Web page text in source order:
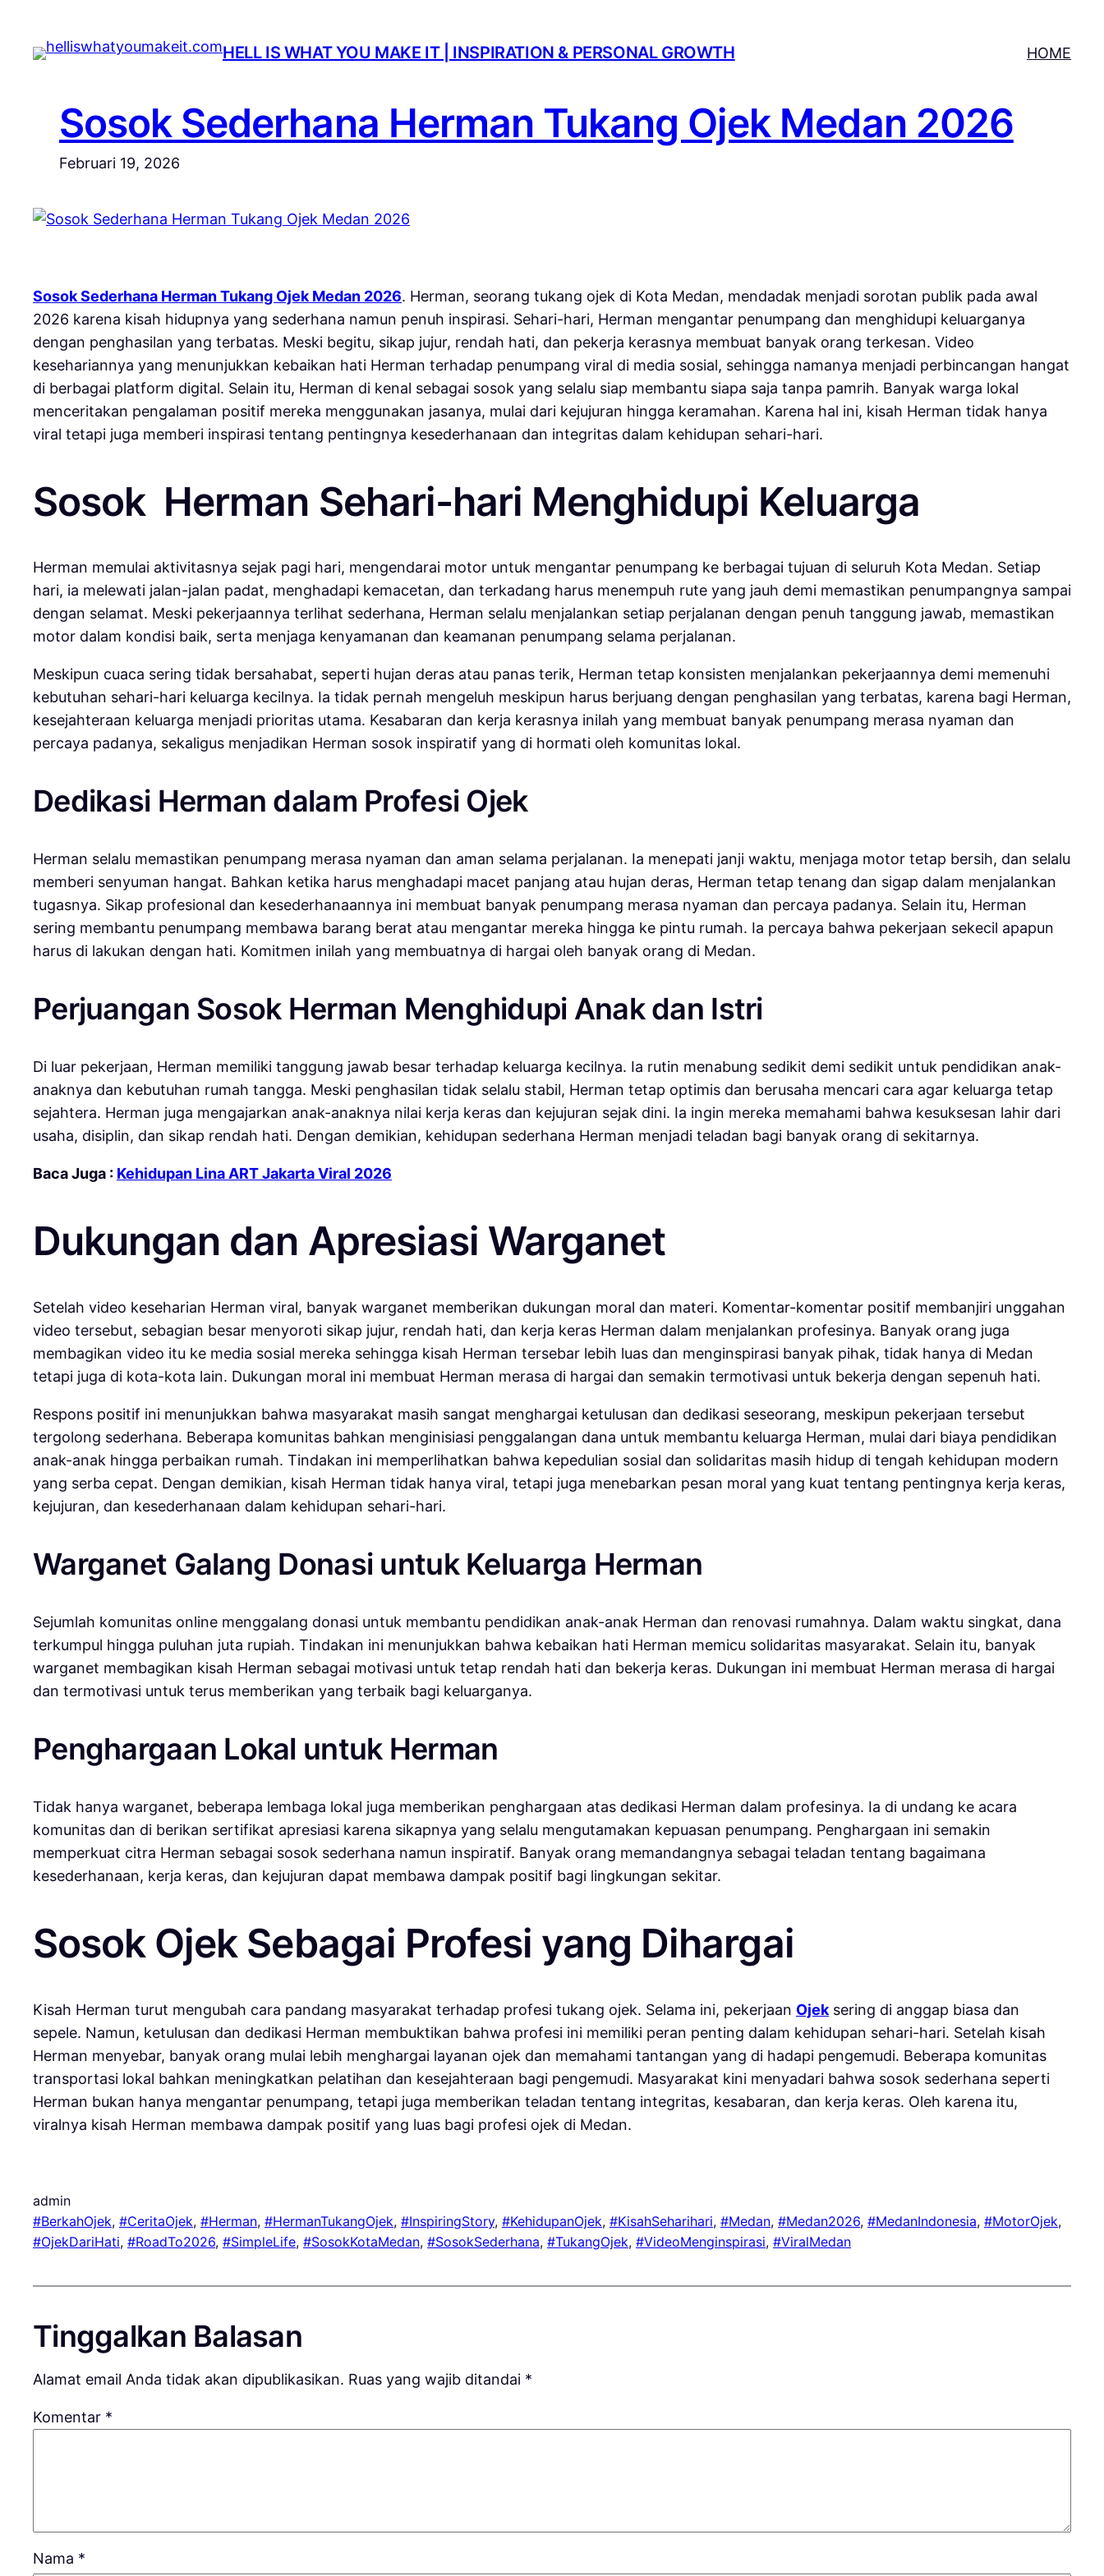
konten
HELL IS WHAT YOU MAKE IT | INSPIRATION & PERSONAL GROWTH HOME
Sosok Sederhana Herman Tukang Ojek Medan 2026
Februari 19, 2026
Sosok Sederhana Herman Tukang Ojek Medan 2026. Herman, seorang tukang ojek di Kota Medan, mendadak menjadi sorotan publik pada awal
2026 karena kisah hidupnya yang sederhana namun penuh inspirasi. Sehari-hari, Herman mengantar penumpang dan menghidupi keluarganya
dengan penghasilan yang terbatas. Meski begitu, sikap jujur, rendah hati, dan pekerja kerasnya membuat banyak orang terkesan. Video
kesehariannya yang menunjukkan kebaikan hati Herman terhadap penumpang viral di media sosial, sehingga namanya menjadi perbincangan hangat
di berbagai platform digital. Selain itu, Herman di kenal sebagai sosok yang selalu siap membantu siapa saja tanpa pamrih. Banyak warga lokal
menceritakan pengalaman positif mereka menggunakan jasanya, mulai dari kejujuran hingga keramahan. Karena hal ini, kisah Herman tidak hanya
viral tetapi juga memberi inspirasi tentang pentingnya kesederhanaan dan integritas dalam kehidupan sehari-hari.
Sosok Herman Sehari-hari Menghidupi Keluarga
Herman memulai aktivitasnya sejak pagi hari, mengendarai motor untuk mengantar penumpang ke berbagai tujuan di seluruh Kota Medan. Setiap
hari, ia melewati jalan-jalan padat, menghadapi kemacetan, dan terkadang harus menempuh rute yang jauh demi memastikan penumpangnya sampai
dengan selamat. Meski pekerjaannya terlihat sederhana, Herman selalu menjalankan setiap perjalanan dengan penuh tanggung jawab, memastikan
motor dalam kondisi baik, serta menjaga kenyamanan dan keamanan penumpang selama perjalanan.
Meskipun cuaca sering tidak bersahabat, seperti hujan deras atau panas terik, Herman tetap konsisten menjalankan pekerjaannya demi memenuhi
kebutuhan sehari-hari keluarga kecilnya. Ia tidak pernah mengeluh meskipun harus berjuang dengan penghasilan yang terbatas, karena bagi Herman,
kesejahteraan keluarga menjadi prioritas utama. Kesabaran dan kerja kerasnya inilah yang membuat banyak penumpang merasa nyaman dan
percaya padanya, sekaligus menjadikan Herman sosok inspiratif yang di hormati oleh komunitas lokal.
Dedikasi Herman dalam Profesi Ojek
Herman selalu memastikan penumpang merasa nyaman dan aman selama perjalanan. Ia menepati janji waktu, menjaga motor tetap bersih, dan selalu
memberi senyuman hangat. Bahkan ketika harus menghadapi macet panjang atau hujan deras, Herman tetap tenang dan sigap dalam menjalankan
tugasnya. Sikap profesional dan kesederhanaannya ini membuat banyak penumpang merasa nyaman dan percaya padanya. Selain itu, Herman
sering membantu penumpang membawa barang berat atau mengantar mereka hingga ke pintu rumah. Ia percaya bahwa pekerjaan sekecil apapun
harus di lakukan dengan hati. Komitmen inilah yang membuatnya di hargai oleh banyak orang di Medan.
Perjuangan Sosok Herman Menghidupi Anak dan Istri
Di luar pekerjaan, Herman memiliki tanggung jawab besar terhadap keluarga kecilnya. Ia rutin menabung sedikit demi sedikit untuk pendidikan anak-
anaknya dan kebutuhan rumah tangga. Meski penghasilan tidak selalu stabil, Herman tetap optimis dan berusaha mencari cara agar keluarga tetap
sejahtera. Herman juga mengajarkan anak-anaknya nilai kerja keras dan kejujuran sejak dini. Ia ingin mereka memahami bahwa kesuksesan lahir dari
usaha, disiplin, dan sikap rendah hati. Dengan demikian, kehidupan sederhana Herman menjadi teladan bagi banyak orang di sekitarnya.
Baca Juga : Kehidupan Lina ART Jakarta Viral 2026
Dukungan dan Apresiasi Warganet
Setelah video keseharian Herman viral, banyak warganet memberikan dukungan moral dan materi. Komentar-komentar positif membanjiri unggahan
video tersebut, sebagian besar menyoroti sikap jujur, rendah hati, dan kerja keras Herman dalam menjalankan profesinya. Banyak orang juga
membagikan video itu ke media sosial mereka sehingga kisah Herman tersebar lebih luas dan menginspirasi banyak pihak, tidak hanya di Medan
tetapi juga di kota-kota lain. Dukungan moral ini membuat Herman merasa di hargai dan semakin termotivasi untuk bekerja dengan sepenuh hati.
Respons positif ini menunjukkan bahwa masyarakat masih sangat menghargai ketulusan dan dedikasi seseorang, meskipun pekerjaan tersebut
tergolong sederhana. Beberapa komunitas bahkan menginisiasi penggalangan dana untuk membantu keluarga Herman, mulai dari biaya pendidikan
anak-anak hingga perbaikan rumah. Tindakan ini memperlihatkan bahwa kepedulian sosial dan solidaritas masih hidup di tengah kehidupan modern
yang serba cepat. Dengan demikian, kisah Herman tidak hanya viral, tetapi juga menebarkan pesan moral yang kuat tentang pentingnya kerja keras,
kejujuran, dan kesederhanaan dalam kehidupan sehari-hari.
Warganet Galang Donasi untuk Keluarga Herman
Sejumlah komunitas online menggalang donasi untuk membantu pendidikan anak-anak Herman dan renovasi rumahnya. Dalam waktu singkat, dana
terkumpul hingga puluhan juta rupiah. Tindakan ini menunjukkan bahwa kebaikan hati Herman memicu solidaritas masyarakat. Selain itu, banyak
warganet membagikan kisah Herman sebagai motivasi untuk tetap rendah hati dan bekerja keras. Dukungan ini membuat Herman merasa di hargai
dan termotivasi untuk terus memberikan yang terbaik bagi keluarganya.
Penghargaan Lokal untuk Herman
Tidak hanya warganet, beberapa lembaga lokal juga memberikan penghargaan atas dedikasi Herman dalam profesinya. Ia di undang ke acara
komunitas dan di berikan sertifikat apresiasi karena sikapnya yang selalu mengutamakan kepuasan penumpang. Penghargaan ini semakin
memperkuat citra Herman sebagai sosok sederhana namun inspiratif. Banyak orang memandangnya sebagai teladan tentang bagaimana
kesederhanaan, kerja keras, dan kejujuran dapat membawa dampak positif bagi lingkungan sekitar.
Sosok Ojek Sebagai Profesi yang Dihargai
Kisah Herman turut mengubah cara pandang masyarakat terhadap profesi tukang ojek. Selama ini, pekerjaan Ojek sering di anggap biasa dan
sepele. Namun, ketulusan dan dedikasi Herman membuktikan bahwa profesi ini memiliki peran penting dalam kehidupan sehari-hari. Setelah kisah
Herman menyebar, banyak orang mulai lebih menghargai layanan ojek dan memahami tantangan yang di hadapi pengemudi. Beberapa komunitas
transportasi lokal bahkan meningkatkan pelatihan dan kesejahteraan bagi pengemudi. Masyarakat kini menyadari bahwa sosok sederhana seperti
Herman bukan hanya mengantar penumpang, tetapi juga memberikan teladan tentang integritas, kesabaran, dan kerja keras. Oleh karena itu,
viralnya kisah Herman membawa dampak positif yang luas bagi profesi ojek di Medan.
admin
#BerkahOjek, #CeritaOjek, #Herman, #HermanTukangOjek, #InspiringStory, #KehidupanOjek, #KisahSeharihari, #Medan, #Medan2026, #MedanIndonesia, #MotorOjek
#OjekDariHati, #RoadTo2026, #SimpleLife, #SosokKotaMedan, #SosokSederhana, #TukangOjek, #VideoMenginspirasi, #ViralMedan
Tinggalkan Balasan
Alamat email Anda tidak akan dipublikasikan. Ruas yang wajib ditandai *
Komentar *
Nama *